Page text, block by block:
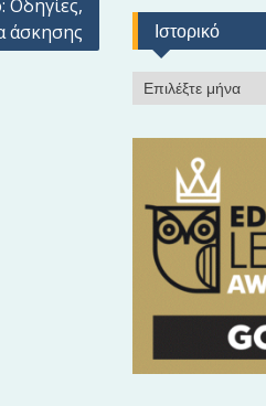
Οδηγίες,
άσκησης
Ιστορικό